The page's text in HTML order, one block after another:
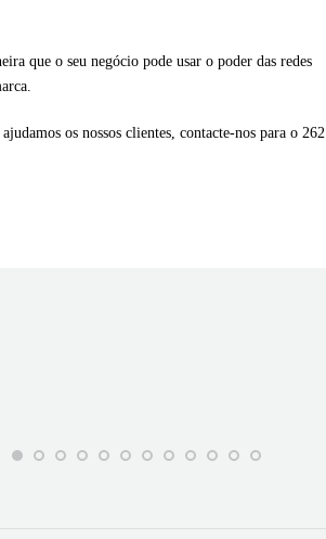
que o seu negócio pode usar o poder das redes
os nossos clientes, contacte-nos para o 262